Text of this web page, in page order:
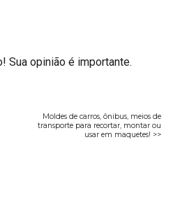
Sua opinião é importante.
Moldes de carros, ônibus, meios de
transporte para recortar, montar ou
usar em maquetes! >>